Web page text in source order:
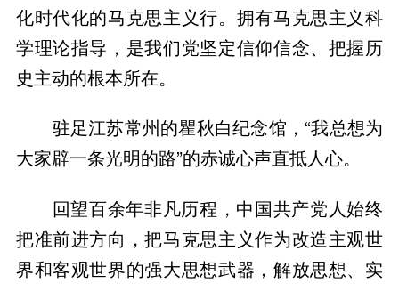
化时代化的马克思主义行。拥有马克思主义科
学理论指导，是我们党坚定信仰信念、把握历
史主动的根本所在。
驻足江苏常州的瞿秋白纪念馆，“我总想为
大家辟一条光明的路”的赤诚心声直抵人心。
回望百余年非凡历程，中国共产党人始终
把准前进方向，把马克思主义作为改造主观世
界和客观世界的强大思想武器，解放思想、实